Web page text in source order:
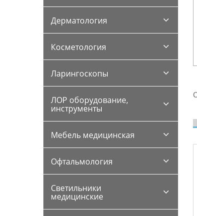
Дерматология
Косметология
Ларингоскопы
ЛОР оборудование,
инструменты
Мебель медицинская
Офтальмология
Светильники
медицинские